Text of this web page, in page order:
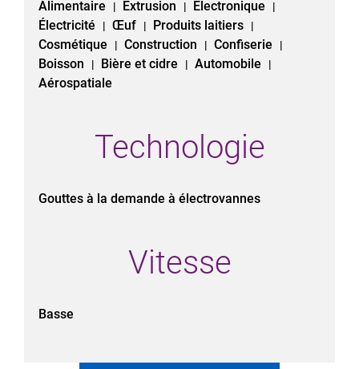
Alimentaire | Extrusion | Électronique |
Électricité | Œuf | Produits laitiers |
Cosmétique | Construction | Confiserie |
Boisson | Bière et cidre | Automobile |
Aérospatiale
Technologie
Gouttes à la demande à électrovannes
Vitesse
Basse